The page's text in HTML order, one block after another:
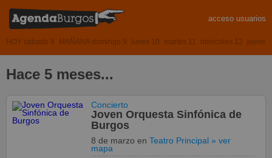
acceso usuarios
HOY sábado 8 MAÑANA domingo 9 lunes 10 martes 11 miércoles 12 jueves
Hace 5 meses...
Concierto
Joven Orquesta Sinfónica de
Burgos
8 de marzoenTeatro Principal » ver
mapa